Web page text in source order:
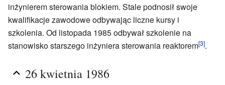
inżynierem sterowania blokiem. Stale podnosił swoje
kwalifikacje zawodowe odbywając liczne kursy i
szkolenia. Od listopada 1985 odbywał szkolenie na
stanowisko starszego inżyniera sterowania reaktorem[3].
26 kwietnia 1986